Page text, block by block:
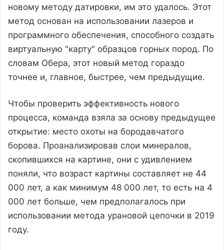
новому методу датировки, им это удалось. Этот
метод основан на использовании лазеров и
программного обеспечения, способного создать
виртуальную "карту" образцов горных пород. По
словам Обера, этот новый метод гораздо
точнее и, главное, быстрее, чем предыдущие.
Чтобы проверить эффективность нового
процесса, команда взяла за основу предыдущее
открытие: место охоты на бородавчатого
борова. Проанализировав слои минералов,
скопившихся на картине, они с удивлением
поняли, что возраст картины составляет не 44
000 лет, а как минимум 48 000 лет, то есть на 4
000 лет больше, чем предполагалось при
использовании метода урановой цепочки в 2019
году.